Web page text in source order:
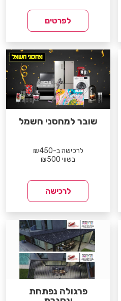
לפרטים
שובר למחסני חשמל
לרכישה ב-₪450
בשווי ₪500
לרכישה
פרגולה נפתחת